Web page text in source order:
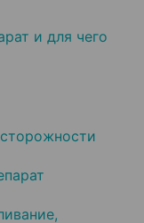
и для чего